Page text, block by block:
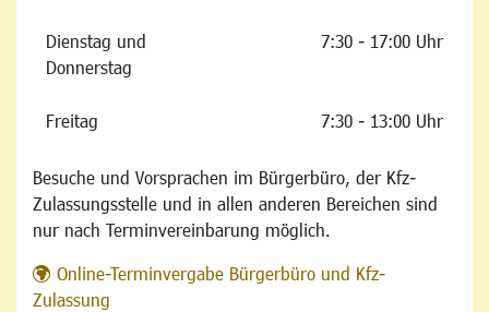
Dienstag und
Donnerstag
7:30 - 17:00 Uhr
Freitag 7:30 - 13:00 Uhr
Besuche und Vorsprachen im Bürgerbüro, der Kfz-
Zulassungsstelle und in allen anderen Bereichen sind
nur nach Terminvereinbarung möglich.
Online-Terminvergabe Bürgerbüro und Kfz-
Zulassung